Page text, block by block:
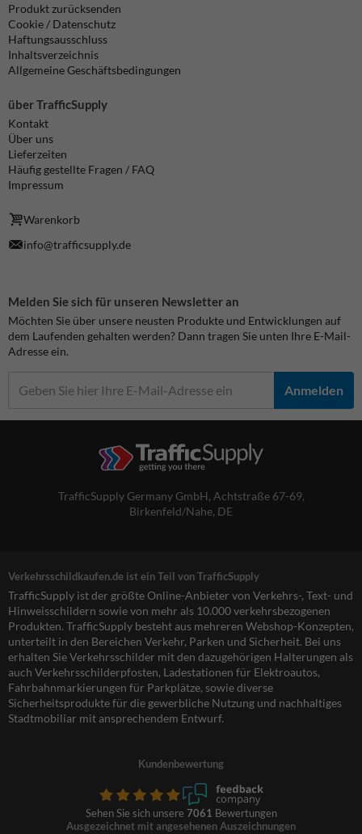
Produkt zurücksenden
Cookie / Datenschutz
Haftungsausschluss
Inhaltsverzeichnis
Allgemeine Geschäftsbedingungen
über TrafficSupply
Kontakt
Über uns
Lieferzeiten
Häufig gestellte Fragen / FAQ
Impressum
Warenkorb
info@trafficsupply.de
Melden Sie sich für unseren Newsletter an
Möchten Sie über unsere neusten Produkte und Entwicklungen auf
dem Laufenden gehalten werden? Dann tragen Sie unten Ihre E-Mail-
Adresse ein.
Anmelden
TrafficSupply Germany GmbH, Achtstraße 67-69,
Birkenfeld/Nahe, DE
Verkehrsschildkaufen.de ist ein Teil von TrafficSupply
TrafficSupply ist der größte Online-Anbieter von Verkehrs-, Text- und
Hinweisschildern sowie von mehr als 10.000 verkehrsbezogenen
Produkten. TrafficSupply besteht aus mehreren Webshop-Konzepten,
unterteilt in den Bereichen Verkehr, Parken und Sicherheit. Bei uns
erhalten Sie Verkehrsschilder mit den dazugehörigen Halterungen als
auch Verkehrsschilderpfosten, Ladestationen für Elektroautos,
Fahrbahnmarkierungen für Parkplätze, sowie diverse
Sicherheitsprodukte für die gewerbliche Nutzung und nachhaltiges
Stadtmobiliar mit ansprechendem Entwurf.
Kundenbewertung
Sehen Sie sich unsere 7061 Bewertungen
Ausgezeichnet mit angesehenen Auszeichnungen